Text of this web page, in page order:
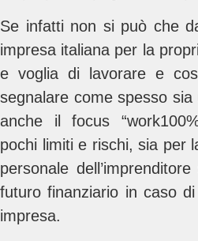
Se infatti non si può che
impresa italiana per la
e voglia di lavorare e
segnalare come spesso
anche il focus
pochi limiti e rischi, sia per
personale
futuro finanziario in caso
impresa.